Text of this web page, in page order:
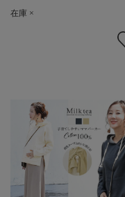
在庫 ×